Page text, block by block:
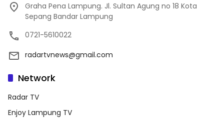
Graha Pena Lampung. Jl. Sultan Agung no 18 Kota
Sepang Bandar Lampung
0721-5610022
radartvnews@gmail.com
Network
Radar TV
Enjoy Lampung TV